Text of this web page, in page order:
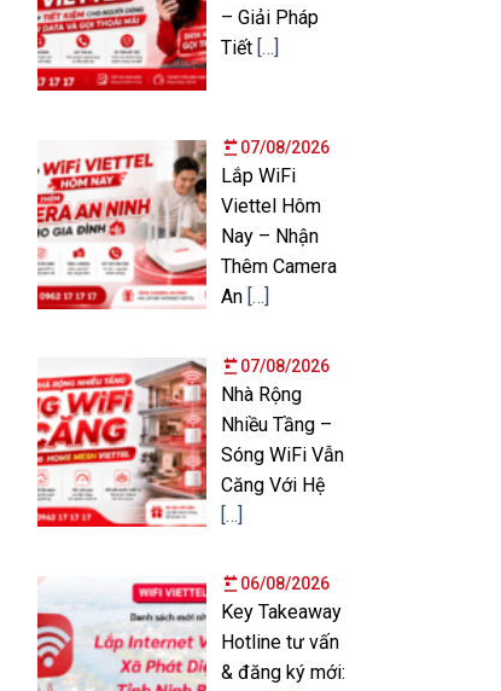
– Giải Pháp
Tiết […]
07/08/2026
Lắp WiFi
Viettel Hôm
Nay – Nhận
Thêm Camera
An […]
07/08/2026
Nhà Rộng
Nhiều Tầng –
Sóng WiFi Vẫn
Căng Với Hệ
[…]
06/08/2026
Key Takeaway
Hotline tư vấn
& đăng ký mới: